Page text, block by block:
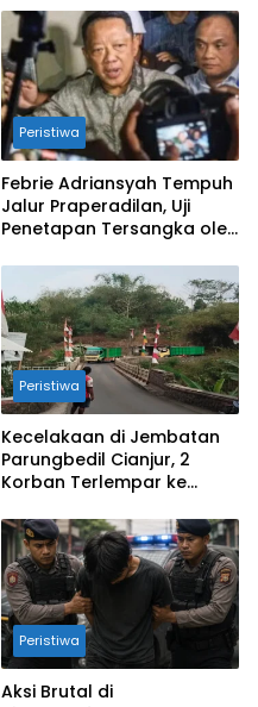
Peristiwa
Febrie Adriansyah Tempuh
Jalur Praperadilan, Uji
Penetapan Tersangka oleh
Peristiwa
Kecelakaan di Jembatan
Parungbedil Cianjur, 2
Korban Terlempar ke
Peristiwa
Aksi Brutal di